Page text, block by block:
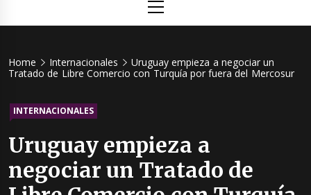
Menu
Home Internacionales
Uruguay empieza a negociar un
Tratado de Libre Comercio con Turquía por fuera del Mercosur
INTERNACIONALES
Uruguay empieza a
negociar un Tratado de